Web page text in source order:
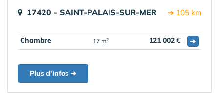
17420 - SAINT-PALAIS-SUR-MER ➔ 105 km
Chambre 17 m2 121 002 € ➔
Plus d'infos ➔